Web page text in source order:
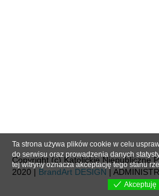
Copyright (c) Katolickie Niepubliczne
2020 | BrandArt DESIGN |
Ta strona używa plików cookie w celu
do serwisu oraz prowadzenia danych
tej witryny oznacza akceptację tego stanu
Akceptuję